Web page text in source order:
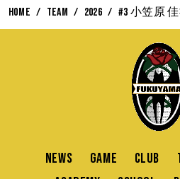
HOME TEAM 2026 #3 小笠原 佳
NEWS GAME CLUB